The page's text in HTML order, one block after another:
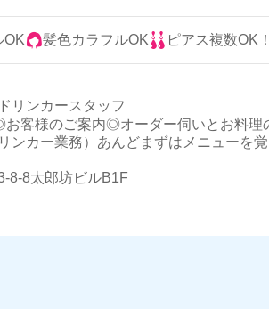
OK 髪色カラフルOK ピアス複数OK！
リンカースタッフ
お客様のご案内◎オーダー伺いとお料
ンカー業務）あんどまずはメニューを
8-8太郎坊ビルB1F